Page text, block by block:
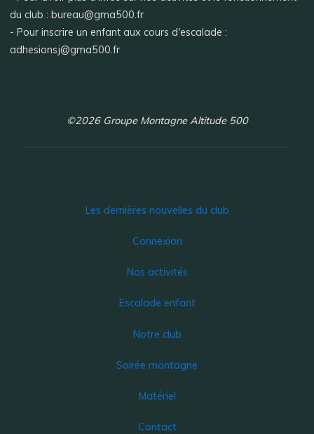
du club : bureau@gma500.fr
- Pour inscrire un enfant aux cours d'escalade :
adhesionsj@gma500.fr
©2026 Groupe Montagne Altitude 500
Les dernières nouvelles du club
Connexion
Nos activités
Escalade enfant
Notre club
Soirée montagne
Matériel
Contact